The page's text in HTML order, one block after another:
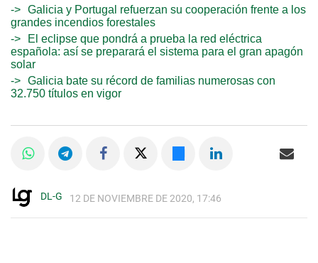
Galicia y Portugal refuerzan su cooperación frente a los
grandes incendios forestales
El eclipse que pondrá a prueba la red eléctrica
española: así se preparará el sistema para el gran apagón
solar
Galicia bate su récord de familias numerosas con
32.750 títulos en vigor
DL-G 12 DE NOVIEMBRE DE 2020, 17:46